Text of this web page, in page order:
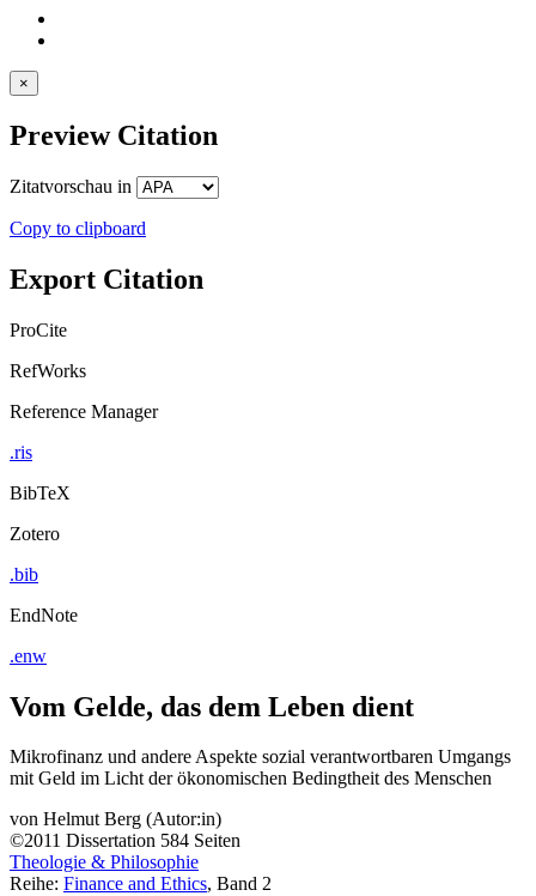
×
Preview Citation
Zitatvorschau in
Copy to clipboard
Export Citation
ProCite
RefWorks
Reference Manager
.ris
BibTeX
Zotero
.bib
EndNote
.enw
Vom Gelde, das dem Leben dient
Mikrofinanz und andere Aspekte sozial verantwortbaren Umgangs
mit Geld im Licht der ökonomischen Bedingtheit des Menschen
von Helmut Berg (Autor:in)
©2011 Dissertation 584 Seiten
Theologie & Philosophie
Reihe: Finance and Ethics, Band 2